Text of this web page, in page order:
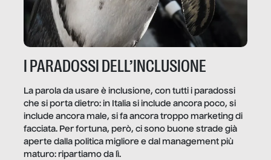
I PARADOSSI DELL’INCLUSIONE
La parola da usare è inclusione, con tutti i paradossi
che si porta dietro: in Italia si include ancora poco, si
include ancora male, si fa ancora troppo marketing di
facciata. Per fortuna, però, ci sono buone strade già
aperte dalla politica migliore e dal management più
maturo: ripartiamo da lì.